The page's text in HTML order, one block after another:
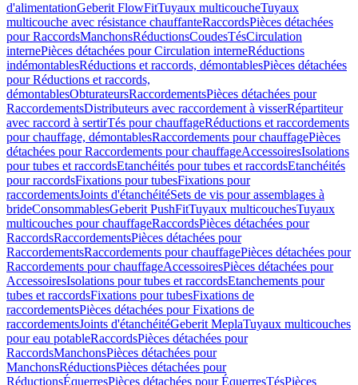
d'alimentationGeberit FlowFitTuyaux multicoucheTuyaux
multicouche avec résistance chauffanteRaccordsPièces détachées
pour RaccordsManchonsRéductionsCoudesTésCirculation
internePièces détachées pour Circulation interneRéductions
indémontablesRéductions et raccords, démontablesPièces détachées
pour Réductions et raccords,
démontablesObturateursRaccordementsPièces détachées pour
RaccordementsDistributeurs avec raccordement à visserRépartiteur
avec raccord à sertirTés pour chauffageRéductions et raccordements
pour chauffage, démontablesRaccordements pour chauffagePièces
détachées pour Raccordements pour chauffageAccessoiresIsolations
pour tubes et raccordsEtanchéités pour tubes et raccordsEtanchéités
pour raccordsFixations pour tubesFixations pour
raccordementsJoints d'étanchéitéSets de vis pour assemblages à
brideConsommablesGeberit PushFitTuyaux multicouchesTuyaux
multicouches pour chauffageRaccordsPièces détachées pour
RaccordsRaccordementsPièces détachées pour
RaccordementsRaccordements pour chauffagePièces détachées pour
Raccordements pour chauffageAccessoiresPièces détachées pour
AccessoiresIsolations pour tubes et raccordsEtanchements pour
tubes et raccordsFixations pour tubesFixations de
raccordementsPièces détachées pour Fixations de
raccordementsJoints d'étanchéitéGeberit MeplaTuyaux multicouches
pour eau potableRaccordsPièces détachées pour
RaccordsManchonsPièces détachées pour
ManchonsRéductionsPièces détachées pour
RéductionsÉquerresPièces détachées pour ÉquerresTésPièces